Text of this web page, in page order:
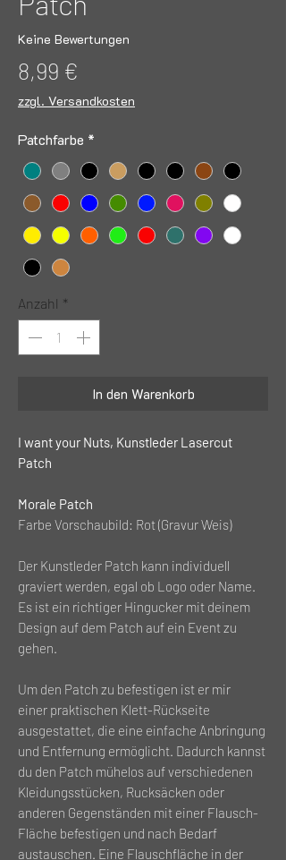
Keine Bewertungen
8,99 €
zzgl. Versandkosten
Patchfarbe *
Anzahl *
In den Warenkorb
I want your Nuts, Kunstleder Lasercut
Patch
Morale Patch
Farbe Vorschaubild: Rot (Gravur Weis)
Der Kunstleder Patch kann individuell
graviert werden, egal ob Logo oder Name.
Es ist ein richtiger Hingucker mit deinem
Design auf dem Patch auf ein Event zu
gehen.
Um den Patch zu befestigen ist er mir
einer praktischen Klett-Rückseite
ausgestattet, die eine einfache Anbringung
und Entfernung ermöglicht. Dadurch kannst
du den Patch mühelos auf verschiedenen
Kleidungsstücken, Rucksäcken oder
anderen Gegenständen mit einer Flausch-
Fläche befestigen und nach Bedarf
austauschen. Eine Flauschfläche in der